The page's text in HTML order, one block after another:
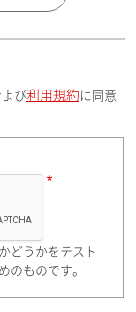
よび利用規約 に同意
どうかをテスト
のものです。